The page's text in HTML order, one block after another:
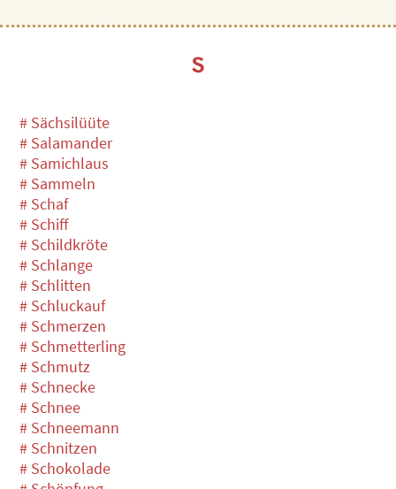
S
# Sächsilüüte
# Salamander
# Samichlaus
# Sammeln
# Schaf
# Schiff
# Schildkröte
# Schlange
# Schlitten
# Schluckauf
# Schmerzen
# Schmetterling
# Schmutz
# Schnecke
# Schnee
# Schneemann
# Schnitzen
# Schokolade